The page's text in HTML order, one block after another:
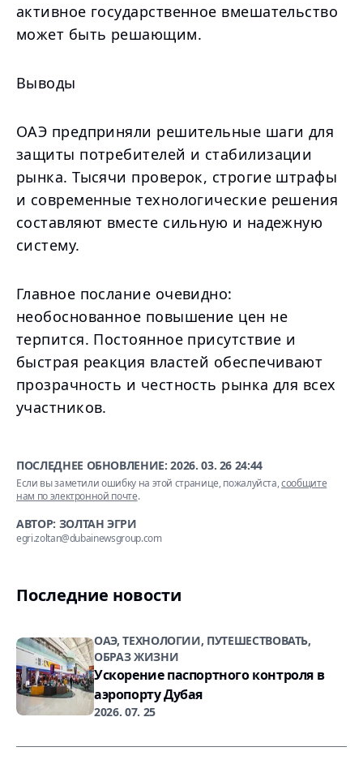
активное государственное вмешательство
может быть решающим.
Выводы
ОАЭ предприняли решительные шаги для
защиты потребителей и стабилизации
рынка. Тысячи проверок, строгие штрафы
и современные технологические решения
составляют вместе сильную и надежную
систему.
Главное послание очевидно:
необоснованное повышение цен не
терпится. Постоянное присутствие и
быстрая реакция властей обеспечивают
прозрачность и честность рынка для всех
участников.
ПОСЛЕДНЕЕ ОБНОВЛЕНИЕ:2026. 03. 26 24:44
Если вы заметили ошибку на этой странице, пожалуйста,сообщите
нам по электронной почте.
АВТОР: ЗОЛТАН ЭГРИ
egri.zoltan@dubainewsgroup.com
Последние новости
ОАЭ, ТЕХНОЛОГИИ, ПУТЕШЕСТВОВАТЬ,
ОБРАЗ ЖИЗНИ
Ускорение паспортного контроля в
аэропорту Дубая
2026. 07. 25